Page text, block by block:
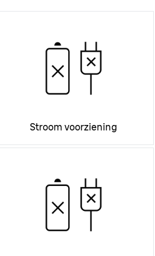
Stroom voorziening